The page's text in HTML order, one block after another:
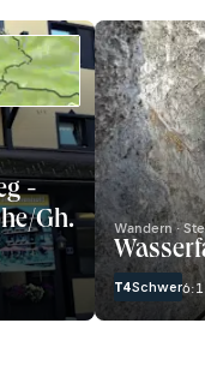
-
Gh.
Wandern ·
T4Schwer